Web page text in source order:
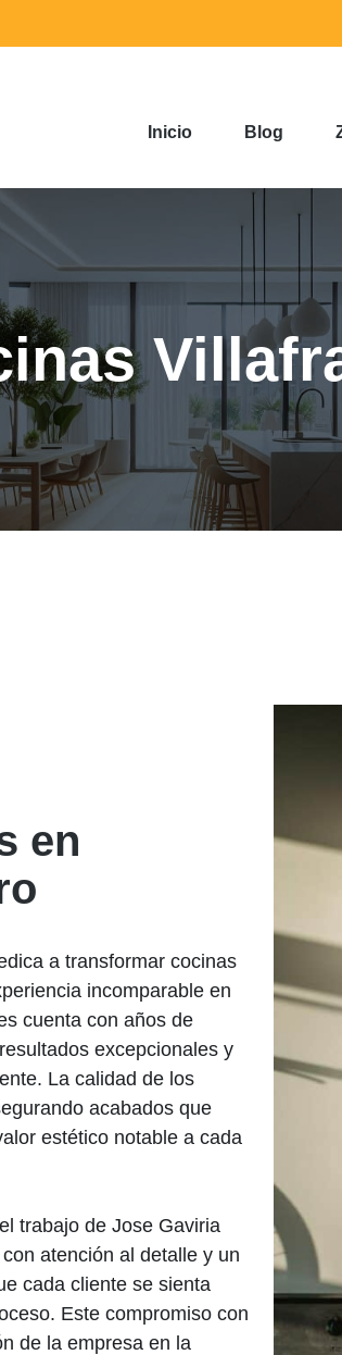
Inicio Blog
en
a transformar cocinas
incomparable en
cuenta con años de
excepcionales y
La calidad de los
acabados que
estético notable a cada
trabajo de Jose Gaviria
atención al detalle y un
cada cliente se sienta
Este compromiso con
de la empresa en la